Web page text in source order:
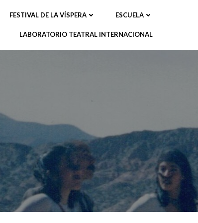
FESTIVAL DE LA VÍSPERA ESCUELA
LABORATORIO TEATRAL INTERNACIONAL